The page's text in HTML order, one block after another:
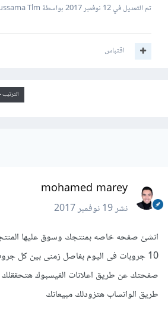
تم التعديل في12 نوفمبر 2017 بواسطة Oussama Tlm
اقتباس
mohamed marey
نشر19 نوفمبر 2017
انشئ صفحه خاصه بمنتجك وسوق عليها
10 جروبات فى اليوم بفاصل زمنى بين كل
صفحتك عن طريق اعلانات الفيسبوك
طريق الواتساب هتزودلك مبيعاتك